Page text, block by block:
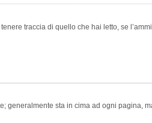
traccia di quello che hai letto, se
generalmente sta in cima ad ogni pagina,